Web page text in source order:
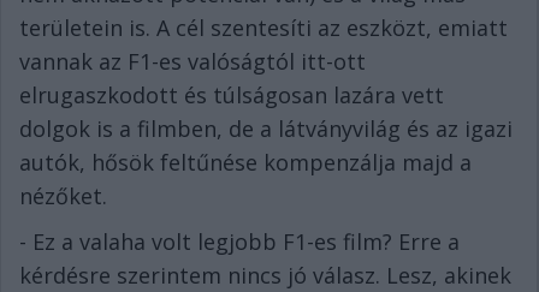
területein is. A cél szentesíti az eszközt, emiatt
vannak az F1-es valóságtól itt-ott
elrugaszkodott és túlságosan lazára vett
dolgok is a filmben, de a látványvilág és az igazi
autók, hősök feltűnése kompenzálja majd a
nézőket.
- Ez a valaha volt legjobb F1-es film? Erre a
kérdésre szerintem nincs jó válasz. Lesz, akinek